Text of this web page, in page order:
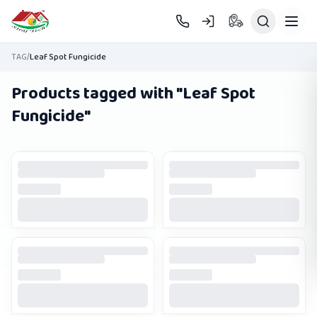
Skip to main content
TAG/Leaf Spot Fungicide
Products tagged with "Leaf Spot
Fungicide"